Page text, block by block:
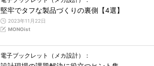
堅牢でタフな製品づくりの裏側【4選】
2023年11月22日
MONOist
電子ブックレット（メカ設計）：